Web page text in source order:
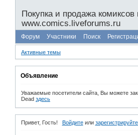
Покупка и продажа комиксов
www.comics.liveforums.ru
Форум Участники Поиск
Активные темы
Объявление
Уважаемые посетители сайта, Вы можете
Dead здесь
Привет, Гость! Войдитеили